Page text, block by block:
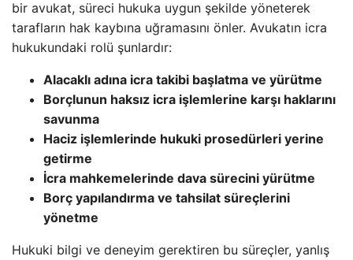
bir avukat, süreci hukuka uygun şekilde yöneterek
tarafların hak kaybına uğramasını önler. Avukatın icra
hukukundaki rolü şunlardır:
Alacaklı adına icra takibi başlatma ve yürütme
Borçlunun haksız icra işlemlerine karşı haklarını
savunma
Haciz işlemlerinde hukuki prosedürleri yerine
getirme
İcra mahkemelerinde dava sürecini yürütme
Borç yapılandırma ve tahsilat süreçlerini
yönetme
Hukuki bilgi ve deneyim gerektiren bu süreçler, yanlış